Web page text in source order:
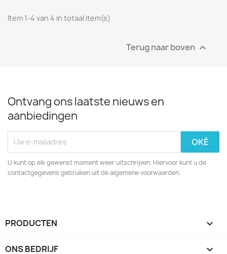
Item 1-4 van 4 in totaal item(s)
Terug naar boven 
Ontvang ons laatste nieuws en
aanbiedingen
U kunt op elk gewenst moment weer uitschrijven. Hiervoor kunt u de
contactgegevens gebruiken uit de algemene voorwaarden.
PRODUCTEN 
ONS BEDRIJF 